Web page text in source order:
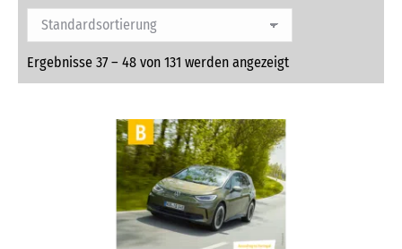
Ergebnisse 37 – 48 von 131 werden angezeigt